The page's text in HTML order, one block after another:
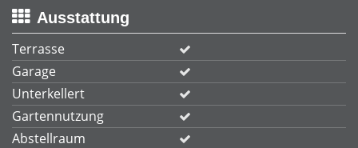
Ausstattung
Terrasse
Garage
Unterkellert
Gartennutzung
Abstellraum